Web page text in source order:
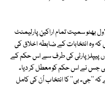
بھٹو سمیت تمام اراکینِ پارلیمنٹ
کہ وہ انتخابات کے ضابطہ اخلاق کی
پیپلز پارٹی کی طرف سے اس حکم کے
جس نے اس حکم کو معطل کر دیا۔
''جی۔ بی'' کا انتخاب اُن کی کامل